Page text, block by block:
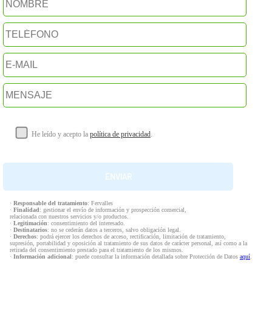
He leído y acepto la política de privacidad.
· Responsable del tratamiento: Fervalles
· Finalidad: gestionar el envío de información y prospección comercial,
relacionada con nuestros servicios y/o productos.
· Legitimación: consentimiento del interesado.
· Destinatarios: no se cederán datos a terceros, salvo obligación legal.
· Derechos: podrá ejercer los derechos de acceso, rectificación, limitación de tratamiento,
supresión, portabilidad y oposición al tratamiento de sus datos de carácter personal, así como a la
retirada del consentimiento prestado para el tratamiento de los mismos.
· Información adicional: puede consultar la información detallada sobre Protección de Datos aquí.